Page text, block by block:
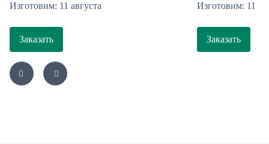
Изготовим: 11 августа
Заказать
Изготовим: 11
Заказать